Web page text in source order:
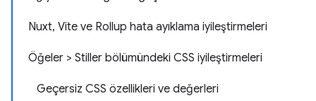
Nuxt, Vite ve Rollup hata ayıklama iyileştirmeleri
Öğeler > Stiller bölümündeki CSS iyileştirmeleri
Geçersiz CSS özellikleri ve değerleri